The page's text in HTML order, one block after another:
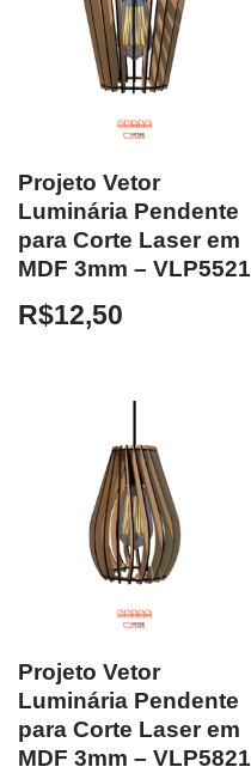
Projeto Vetor
Luminária Pendente
para Corte Laser em
MDF 3mm – VLP5521
R$12,50
Projeto Vetor
Luminária Pendente
para Corte Laser em
MDF 3mm – VLP5821